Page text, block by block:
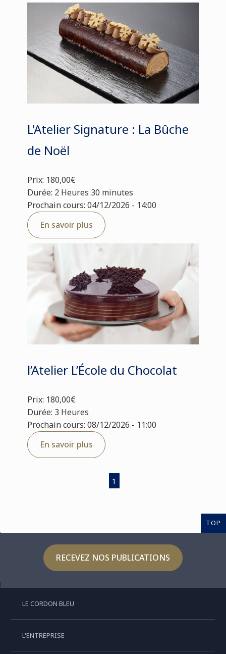
L'Atelier Signature : La Bûche
de Noël
Prix: 180,00€
Durée: 2 Heures 30 minutes
Prochain cours: 04/12/2026 - 14:00
En savoir plus
l’Atelier L’École du Chocolat
Prix: 180,00€
Durée: 3 Heures
Prochain cours: 08/12/2026 - 11:00
En savoir plus
1
TOP
RECEVEZ NOS PUBLICATIONS
LE CORDON BLEU
L'ENTREPRISE